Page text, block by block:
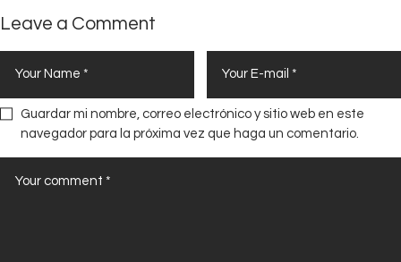
Leave a Comment
Guardar mi nombre, correo electrónico y sitio web en este
navegador para la próxima vez que haga un comentario.